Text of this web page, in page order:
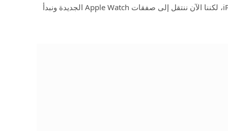
أولاً، يوم سعيد لتسليم iPad mini 7، لكننا الآن ننتقل إلى صفقات Apple Watch الجديدة ونبدأ